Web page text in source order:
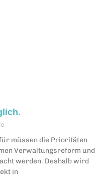
müssen die Prioritäten
Verwaltungsreform und
werden. Deshalb wird
in